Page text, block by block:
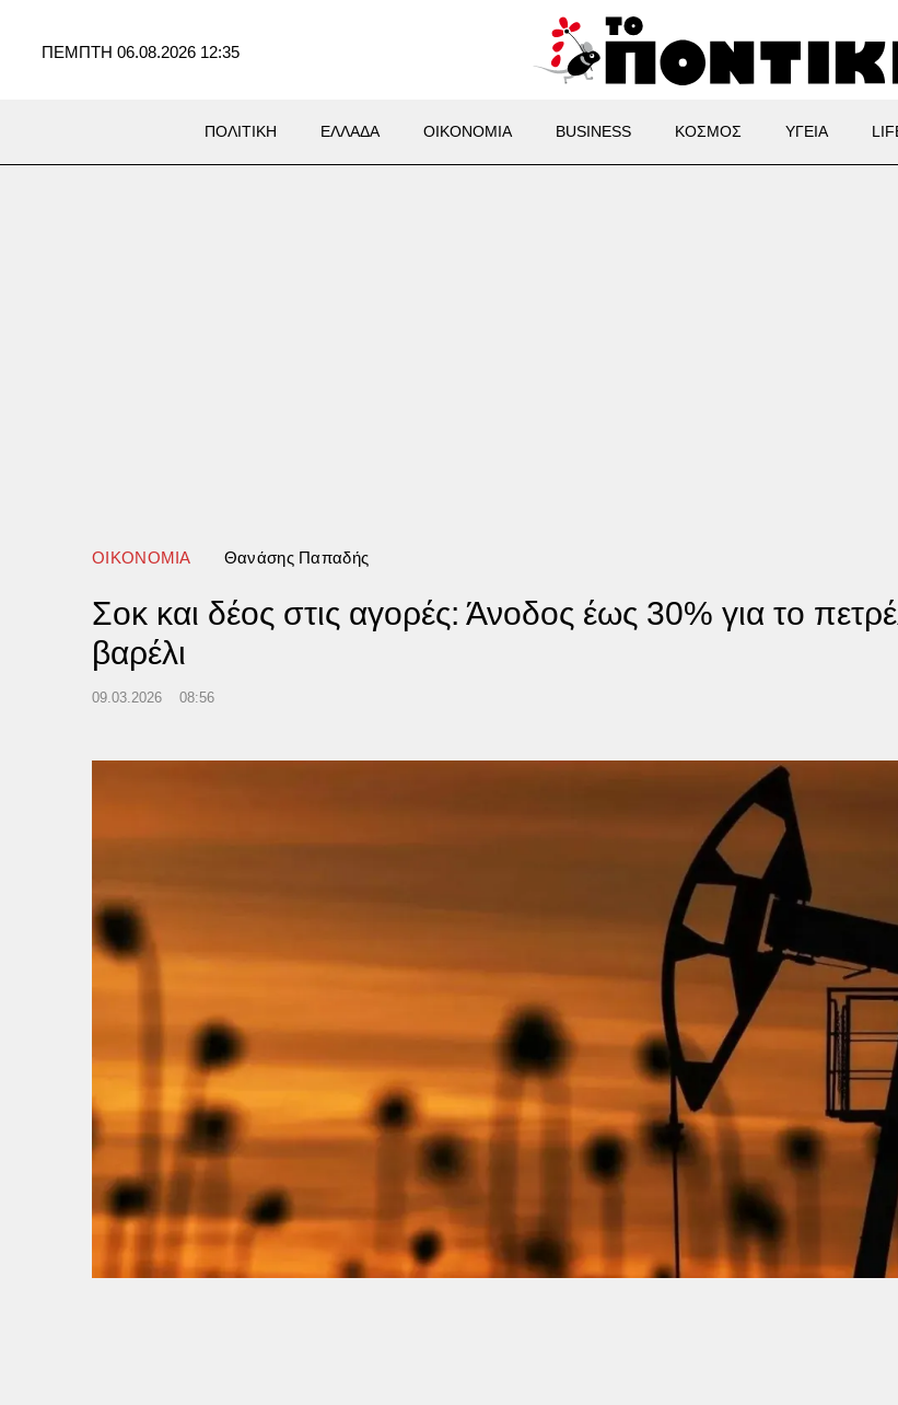
ΠΕΜΠΤΗ 06.08.2026 12:35
ΠΟΛΙΤΙΚΗ ΕΛΛΑΔΑ ΟΙΚΟΝΟΜΙΑ BUSINESS ΚΟΣΜΟΣ ΥΓΕΙΑ
ΟΙΚΟΝΟΜΙΑ Θανάσης Παπαδής
Σοκ και δέος στις αγορές: Άνοδος έως 30% για το
βαρέλι
09.03.2026 08:56